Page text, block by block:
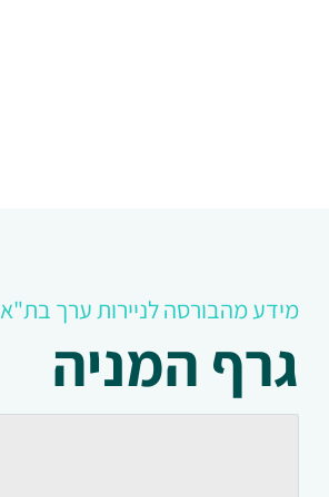
מידע מהבורסה לניירות ערך בת"א
גרף המניה